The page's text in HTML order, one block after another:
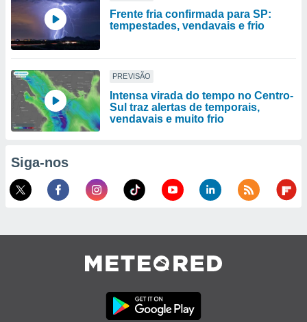
Frente fria confirmada para SP:
tempestades, vendavais e frio
PREVISÃO
Intensa virada do tempo no Centro-
Sul traz alertas de temporais,
vendavais e muito frio
Siga-nos